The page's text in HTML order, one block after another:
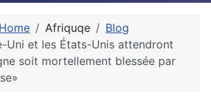
Home Afriquqe
Blog
Uni et les États-Unis attendront
soit mortellement blessée par